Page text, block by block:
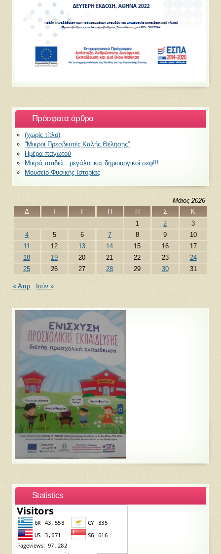
Πρόσφατα άρθρα
(χωρίς τίτλο)
“Μικροί Πρεσβευτές Καλής Θέλησης”
Ημέρα παγωτού
Μικρά παιδιά…μεγάλοι και δημιουργικοί σεφ!!!
Μουσείο Φυσικής Ιστορίας
Μάιος 2026
Δ
Τ Τ Π Π Σ
Κ
1
2
3
4
5 6 7 8 9
10
11
12 13 14 15 16
17
18
19 20 21 22 23
24
25
26 27 28 29 30 31
« Απρ Ιούν »
Statistics